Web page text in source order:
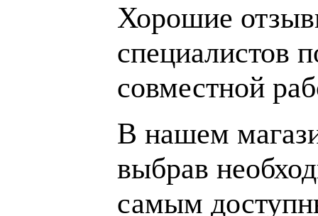
Хорошие
специалистов
совместной
В нашем
выбрав
самым